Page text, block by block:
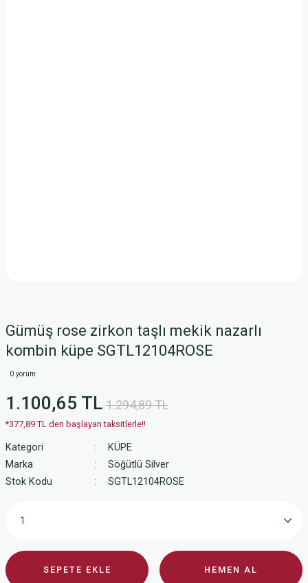
Gümüş rose zirkon taşlı mekik nazarlı
kombin küpe SGTL12104ROSE
0 yorum
1.100,65 TL 1.294,89 TL
*377,89 TL den başlayan taksitlerle!!
Kategori
KÜPE
Marka
Söğütlü Silver
Stok Kodu
SGTL12104ROSE
SEPETE EKLE HEMEN AL